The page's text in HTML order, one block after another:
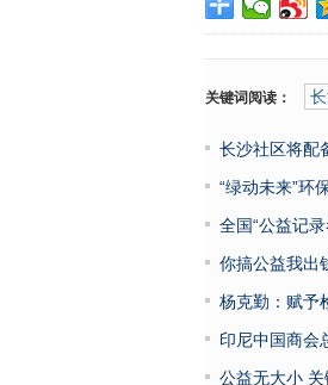
关键词阅读：
长沙社区将配
“绿动未来”环
全国“公益记
你搞公益我出
杨克勤：赋予
印尼中国商会
公益无大小 关